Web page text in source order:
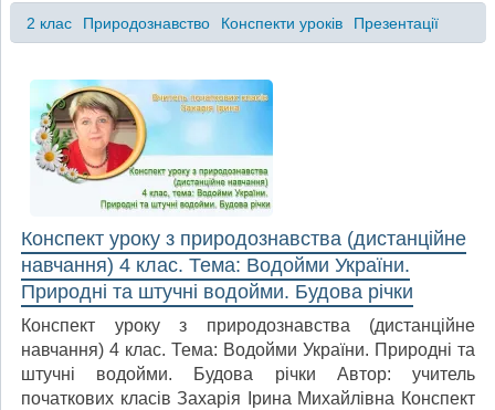
2 клас Природознавство Конспекти уроків Презентації
Конспект уроку з природознавства (дистанційне
навчання) 4 клас. Тема: Водойми України.
Природні та штучні водойми. Будова річки
Конспект уроку з природознавства (дистанційне
навчання) 4 клас. Тема: Водойми України. Природні та
штучні водойми. Будова річки Автор: учитель
початкових класів Захарія Ірина Михайлівна Конспект